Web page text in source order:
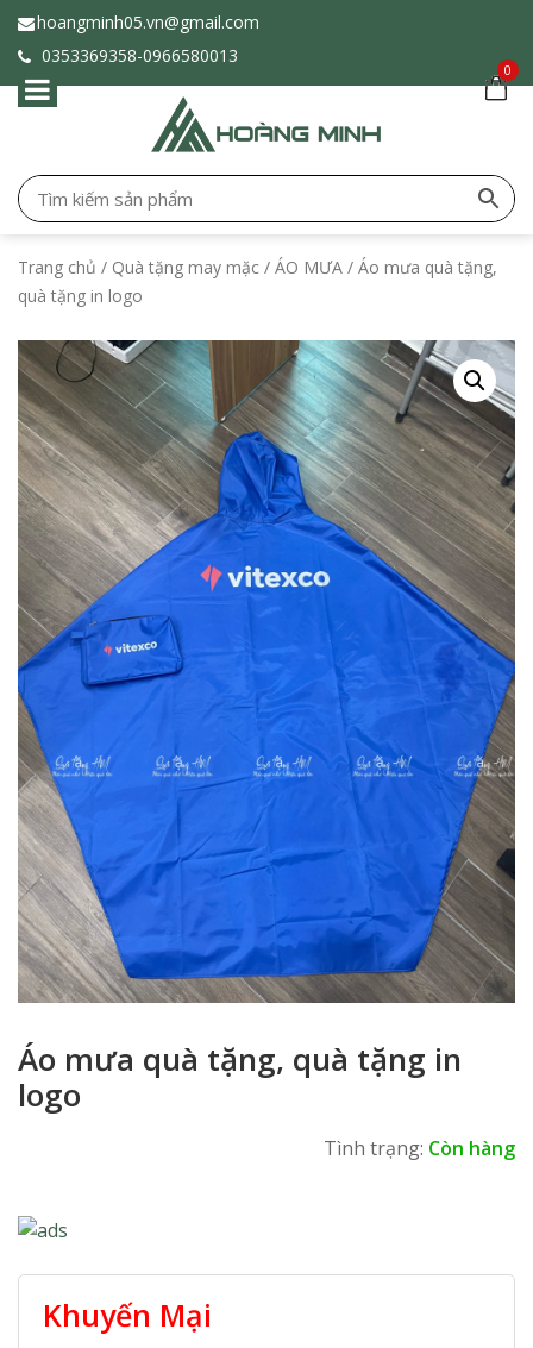
hoangminh05.vn@gmail.com
0353369358-0966580013
0
Trang chủ / Quà tặng may mặc / ÁO MƯA / Áo mưa quà tặng,
quà tặng in logo
Áo mưa quà tặng, quà tặng in
logo
Tình trạng: Còn hàng
Khuyến Mại